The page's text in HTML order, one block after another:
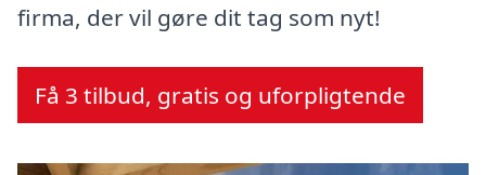
firma, der vil gøre dit tag som nyt!
Få 3 tilbud, gratis og uforpligtende